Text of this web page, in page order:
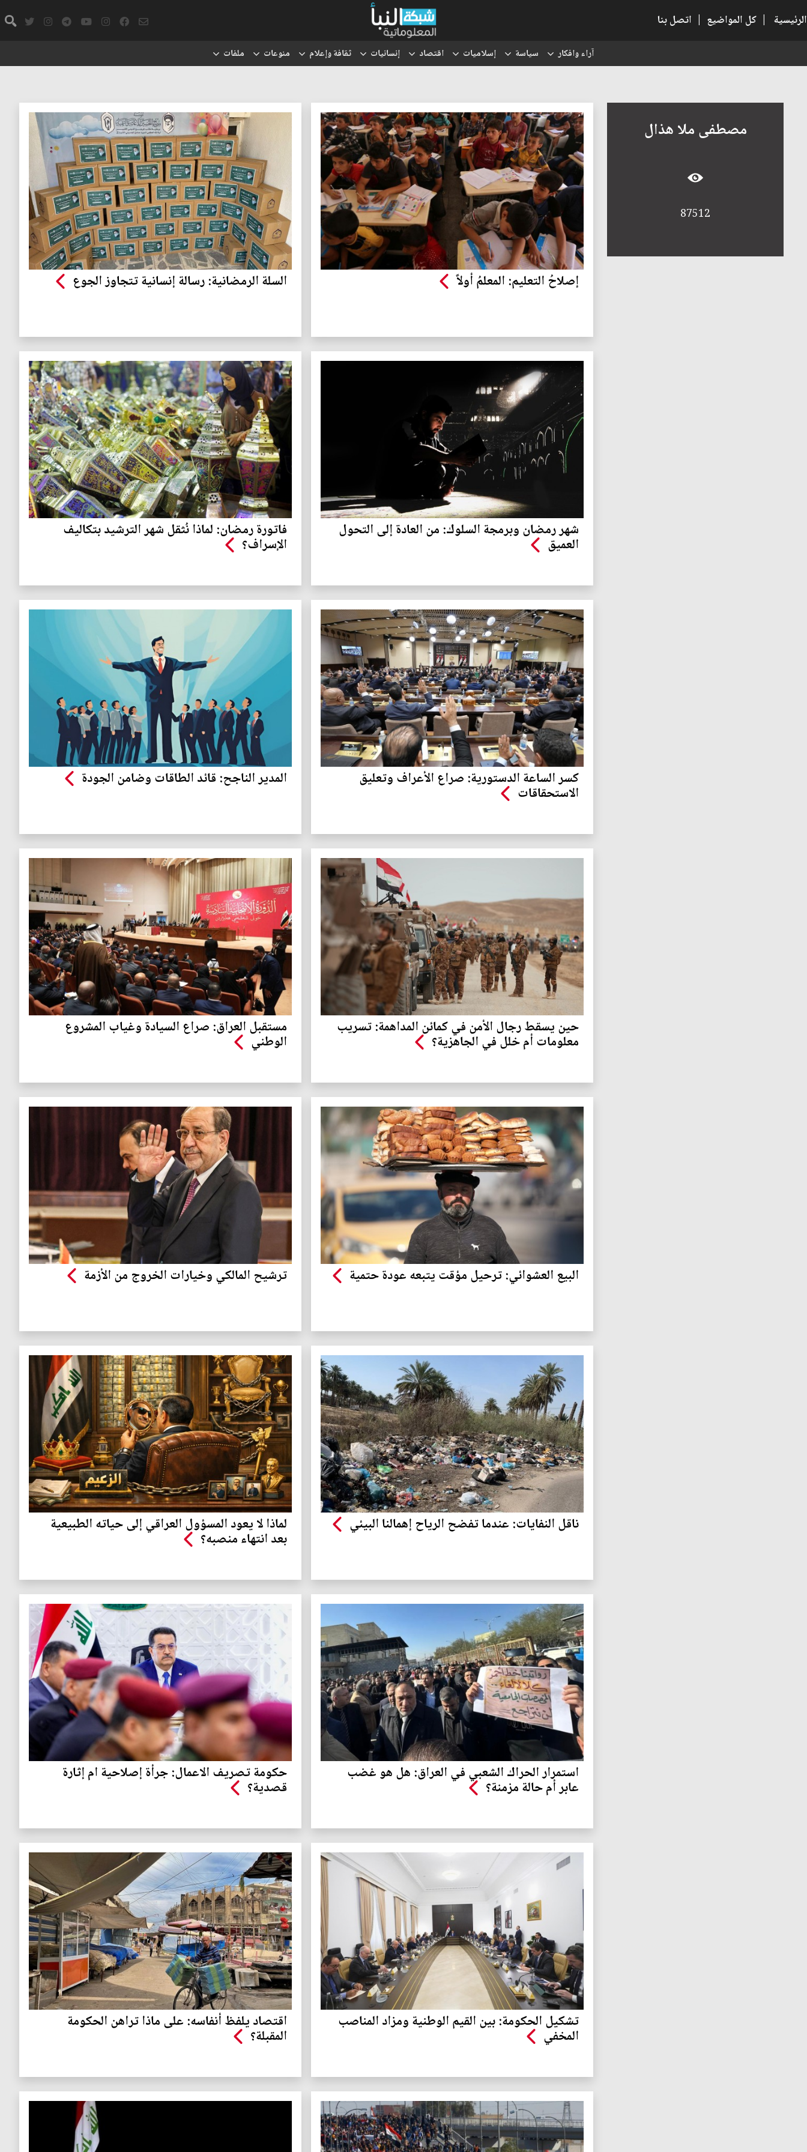
الرئيسية | كل المواضيع | اتصل بنا
آراء وافكار سياسة إسلاميات اقتصاد إنسانيات ثقافة وإعلام منوعات ملفات
مصطفى ملا هذال
87512
إصلاحُ التعليم: المعلمُ أولاً السلة الرمضانية: رسالة إنسانية تتجاوز الجوع
شهر رمضان وبرمجة السلوك: من العادة إلى التحول
العميق
فاتورة رمضان: لماذا نُثقل شهر الترشيد بتكاليف
الإسراف؟
كسر الساعة الدستورية: صراع الأعراف وتعليق
الاستحقاقات
المدير الناجح: قائد الطاقات وضامن الجودة
حين يسقط رجال الأمن في كمائن المداهمة: تسريب
معلومات أم خلل في الجاهزية؟
مستقبل العراق: صراع السيادة وغياب المشروع
الوطني
البيع العشوائي: ترحيل مؤقت يتبعه عودة حتمية ترشيح المالكي وخيارات الخروج من الأزمة
ناقل النفايات: عندما تفضح الرياح إهمالنا البيئي لماذا لا يعود المسؤول العراقي إلى حياته الطبيعية
بعد انتهاء منصبه؟
استمرار الحراك الشعبي في العراق: هل هو غضب
عابر أم حالة مزمنة؟
حكومة تصريف الاعمال: جرأة إصلاحية ام إثارة
قصدية؟
تشكيل الحكومة: بين القيم الوطنية ومزاد المناصب
المخفي
اقتصاد يلفظ أنفاسه: على ماذا تراهن الحكومة
المقبلة؟